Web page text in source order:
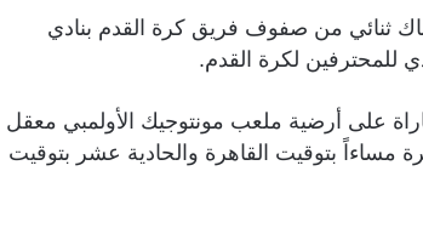
ثنائي من صفوف فريق كرة القدم بنادي
للمحترفين لكرة القدم.
على أرضية ملعب مونتوجيك الأولمبي معقل
مساءاً بتوقيت القاهرة والحادية عشر بتوقيت